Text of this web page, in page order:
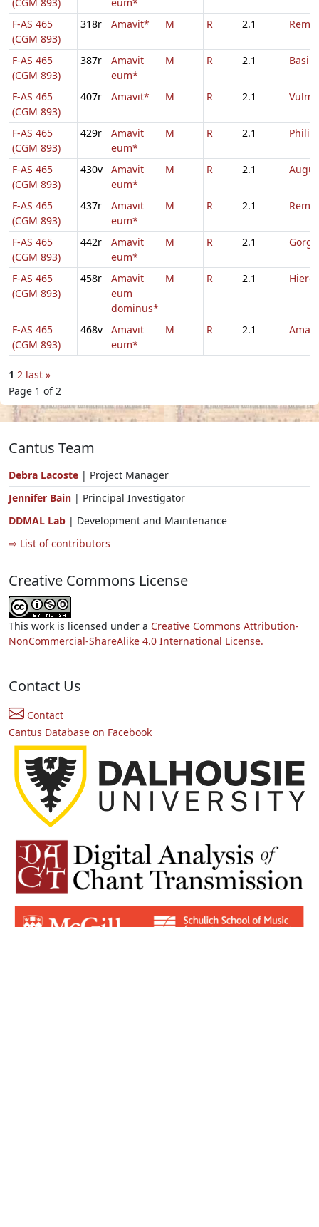
F-AS 465
(CGM 893)
318r Amavit* M R 2.1
F-AS 465
(CGM 893)
387r
Amavit
eum*
M R 2.1
F-AS 465
(CGM 893)
407r Amavit* M R 2.1
F-AS 465
(CGM 893)
429r
Amavit
eum*
M R 2.1
F-AS 465
(CGM 893)
430v
Amavit
eum*
M R 2.1
F-AS 465
(CGM 893)
437r
Amavit
eum*
M R 2.1
F-AS 465
(CGM 893)
442r
Amavit
eum*
M R 2.1
F-AS 465
(CGM 893)
458r
Amavit
eum
dominus*
M R 2.1
F-AS 465
(CGM 893)
468v
Amavit
eum*
M R 2.1 Amati
1 2 last »
Page 1 of 2
Cantus Team
Debra Lacoste | Project Manager
Jennifer Bain | Principal Investigator
DDMAL Lab | Development and Maintenance
⇨ List of contributors
Creative Commons License
This work is licensed under a Creative Commons Attribution-
NonCommercial-ShareAlike 4.0 International License.
Contact Us
Contact
Cantus Database on Facebook